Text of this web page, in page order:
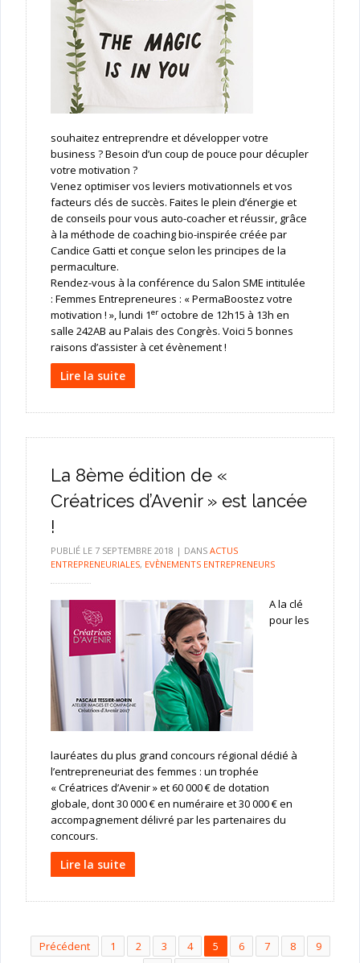
souhaitez entreprendre et développer votre
business ? Besoin d’un coup de pouce pour décupler
votre motivation ?
Venez optimiser vos leviers motivationnels et vos
facteurs clés de succès. Faites le plein d’énergie et
de conseils pour vous auto-coacher et réussir, grâce
à la méthode de coaching bio-inspirée créée par
Candice Gatti et conçue selon les principes de la
permaculture.
Rendez-vous à la conférence du Salon SME intitulée
: Femmes Entrepreneures : « PermaBoostez votre
motivation ! », lundi 1eroctobre de 12h15 à 13h en
salle 242AB au Palais des Congrès. Voici 5 bonnes
raisons d’assister à cet évènement !
Lire la suite
La 8ème édition de «
Créatrices d’Avenir » est lancée
!
PUBLIÉ LE 7 SEPTEMBRE 2018 | DANS ACTUS
ENTREPRENEURIALES, EVÈNEMENTS ENTREPRENEURS
A la clé
pour les
lauréates du plus grand concours régional dédié à
l’entrepreneuriat des femmes : un trophée
« Créatrices d’Avenir » et 60 000 € de dotation
globale, dont 30 000 € en numéraire et 30 000 € en
accompagnement délivré par les partenaires du
concours.
Lire la suite
Précédent 1 2 3 4 5 6 7 8
9